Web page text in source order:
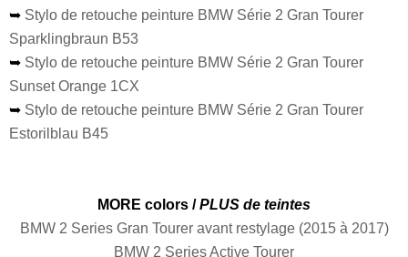
➥ Stylo de retouche peinture BMW Série 2 Gran Tourer
Sparklingbraun B53
➥ Stylo de retouche peinture BMW Série 2 Gran Tourer
Sunset Orange 1CX
➥ Stylo de retouche peinture BMW Série 2 Gran Tourer
Estorilblau B45
MORE colors /PLUS de teintes
BMW 2 Series Gran Tourer avant restylage (2015 à 2017)
BMW 2 Series Active Tourer